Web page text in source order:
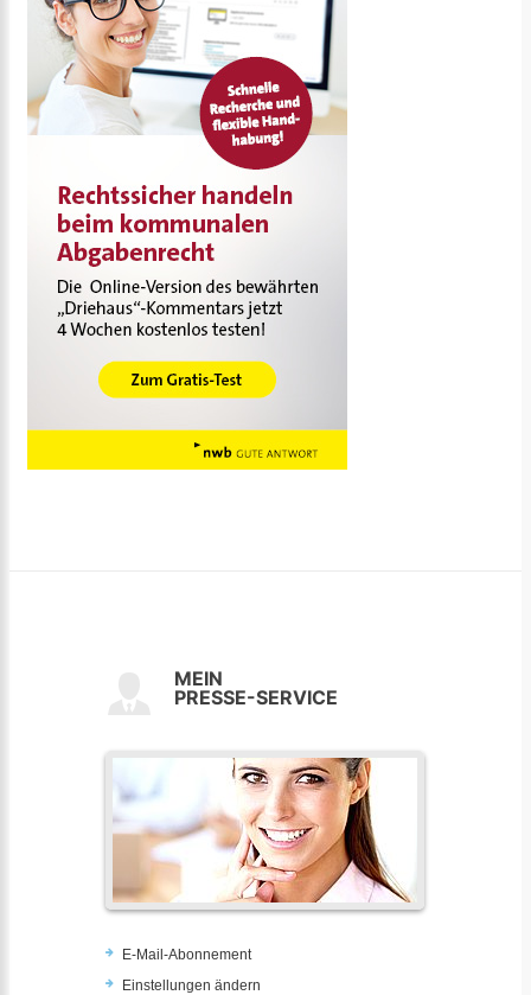
MEIN
PRESSE-SERVICE
E-Mail-Abonnement
Einstellungen ändern